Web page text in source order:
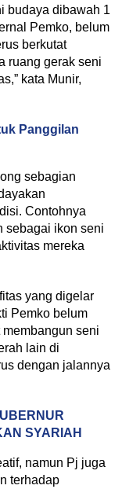
budaya dibawah 1
Pemko, belum
berkutat
ruang gerak seni
kata Munir,
Panggilan
sebagian
Contohnya
sebagai ikon seni
mereka
yang digelar
Pemko belum
seni
lain di
dengan jalannya
SYARIAH
namun Pj juga
terhadap